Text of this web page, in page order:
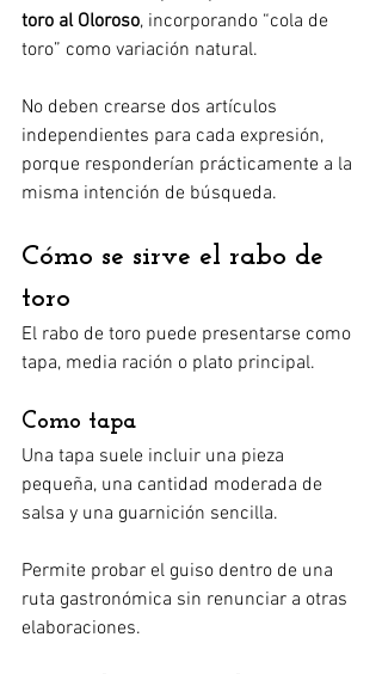
toro al Oloroso, incorporando “cola de
toro” como variación natural.
No deben crearse dos artículos
independientes para cada expresión,
porque responderían prácticamente a la
misma intención de búsqueda.
Cómo se sirve el rabo de
toro
El rabo de toro puede presentarse como
tapa, media ración o plato principal.
Como tapa
Una tapa suele incluir una pieza
pequeña, una cantidad moderada de
salsa y una guarnición sencilla.
Permite probar el guiso dentro de una
ruta gastronómica sin renunciar a otras
elaboraciones.